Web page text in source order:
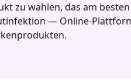
zu wählen, das am
—